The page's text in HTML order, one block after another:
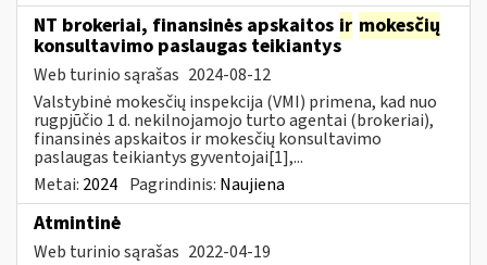
NT brokeriai, finansinės apskaitos ir mokesčių
konsultavimo paslaugas teikiantys
Web turinio sąrašas 2024-08-12
Valstybinė mokesčių inspekcija (VMI) primena, kad nuo
rugpjūčio 1 d. nekilnojamojo turto agentai (brokeriai),
finansinės apskaitos ir mokesčių konsultavimo
paslaugas teikiantys gyventojai[1],...
Metai: 2024 Pagrindinis: Naujiena
Atmintinė
Web turinio sąrašas 2022-04-19